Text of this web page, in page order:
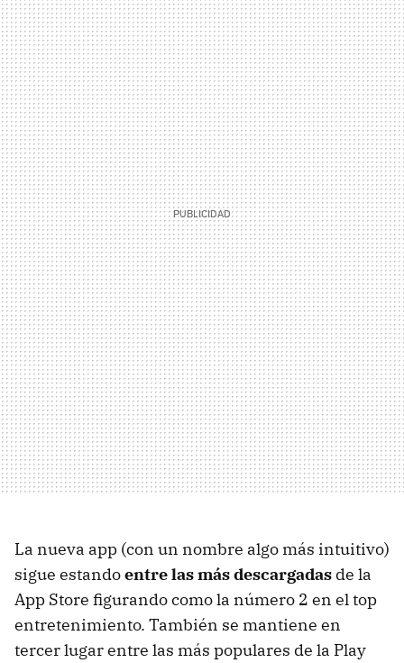
La nueva app (con un nombre algo más intuitivo)
sigue estandoentre las más descargadas de la
App Store figurando como la número 2 en el top
entretenimiento. También se mantiene en
tercer lugar entre las más populares de la Play